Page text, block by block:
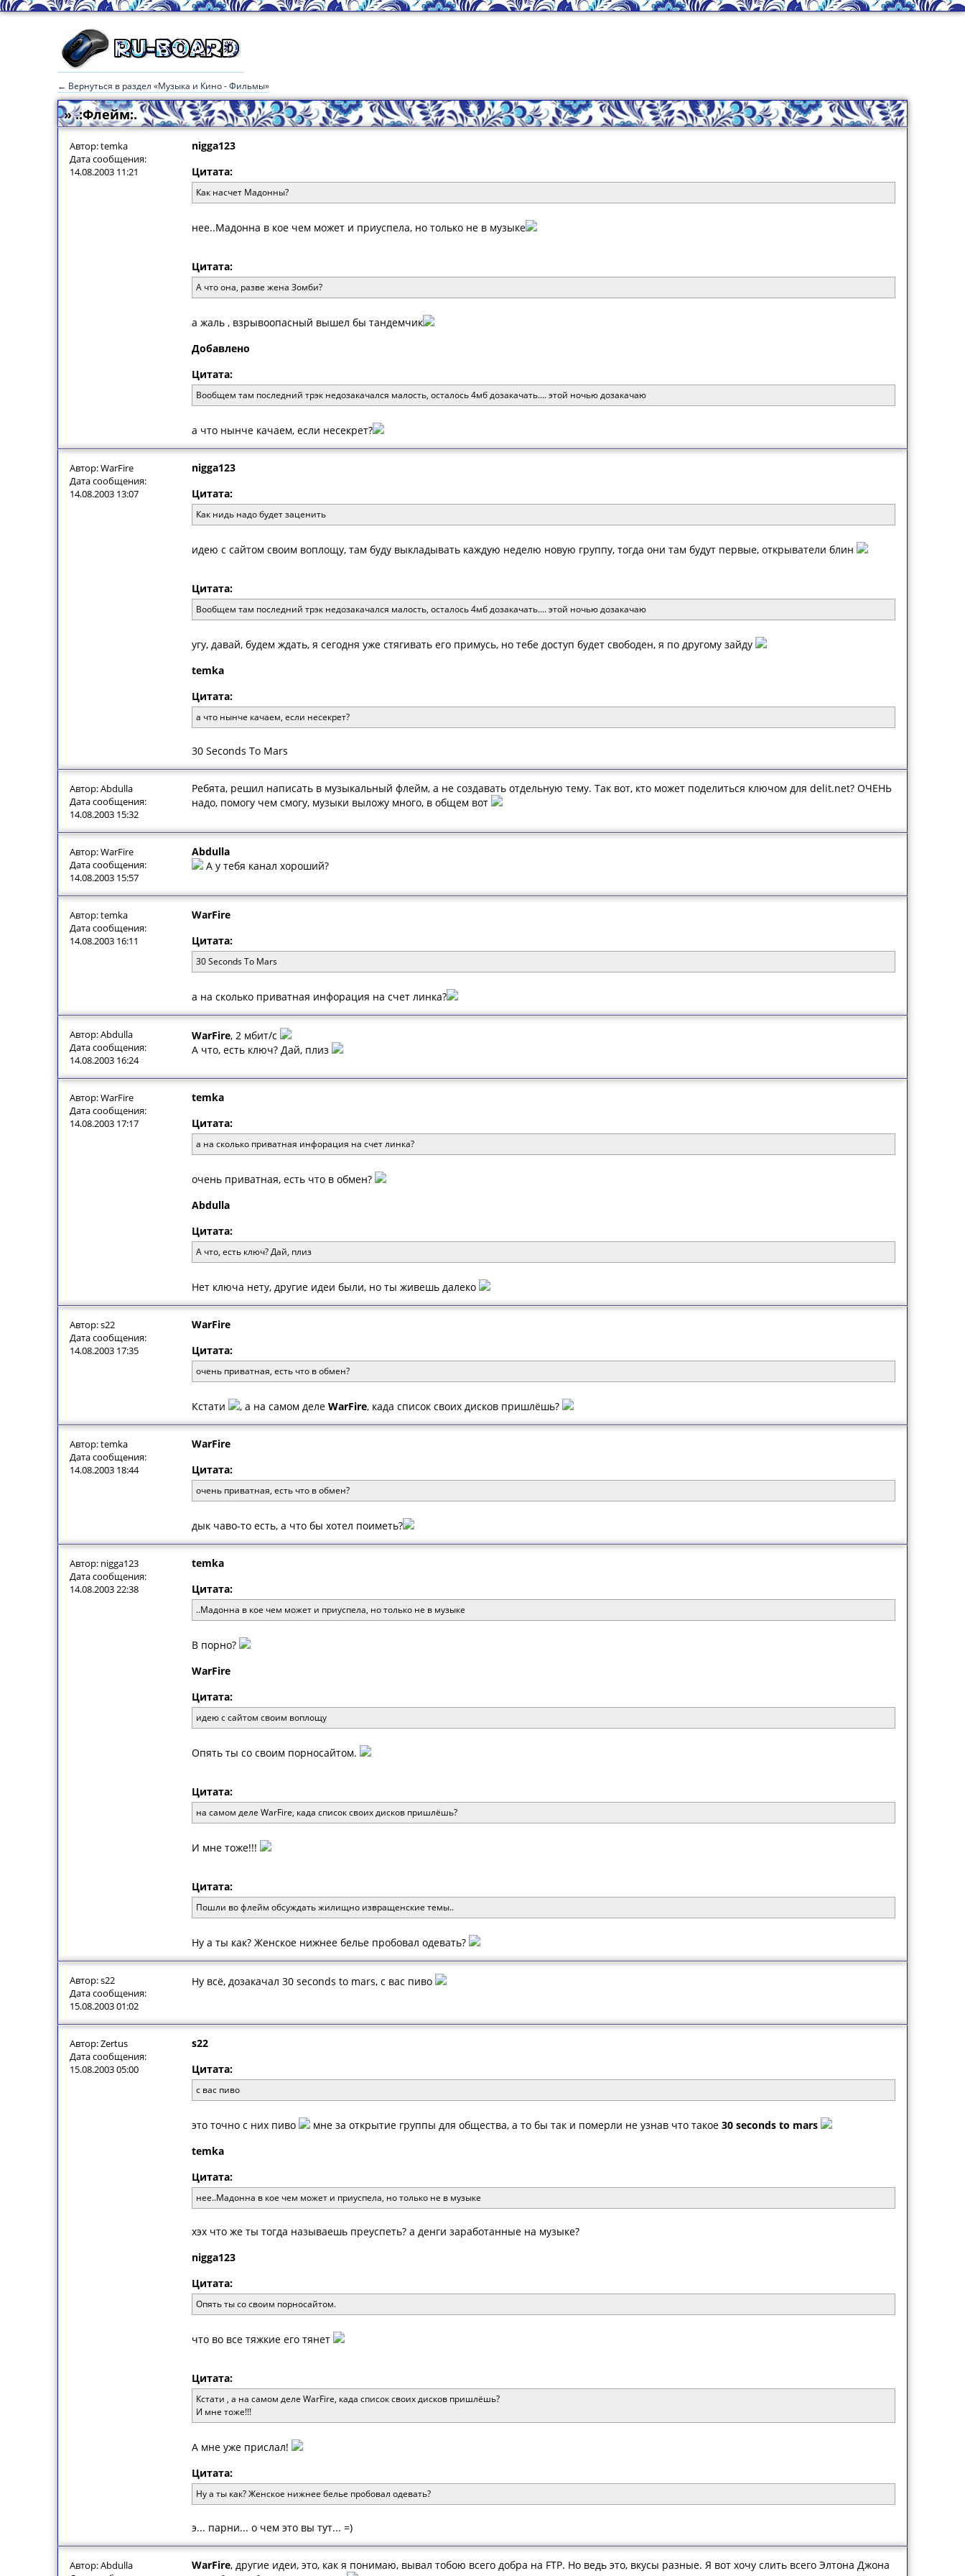
← Вернуться в раздел «Музыка и Кино - Фильмы»
» .:Флейм:.
Автор: temka
Дата сообщения:
14.08.2003 11:21
nigga123
Цитата:
Как насчет Мадонны?
нее..Мадонна в кое чем может и приуспела, но только не в музыке
Цитата:
А что она, разве жена Зомби?
а жаль , взрывоопасный вышел бы тандемчик
Добавлено
Цитата:
Вообщем там последний трэк недозакачался малость, осталось 4мб дозакачать.... этой ночью дозакачаю
а что нынче качаем, если несекрет?
Автор: WarFire
Дата сообщения:
14.08.2003 13:07
nigga123
Цитата:
Как нидь надо будет заценить
идею с сайтом своим воплощу, там буду выкладывать каждую неделю новую группу, тогда они там будут первые, открыватели блин
Цитата:
Вообщем там последний трэк недозакачался малость, осталось 4мб дозакачать.... этой ночью дозакачаю
угу, давай, будем ждать, я сегодня уже стягивать его примусь, но тебе доступ будет свободен, я по другому зайду
temka
Цитата:
а что нынче качаем, если несекрет?
30 Seconds To Mars
Автор: Abdulla
Дата сообщения:
14.08.2003 15:32
Ребята, решил написать в музыкальный флейм, а не создавать отдельную тему. Так вот, кто может поделиться ключом для delit.net? ОЧЕНЬ
надо, помогу чем смогу, музыки выложу много, в общем вот
Автор: WarFire
Дата сообщения:
14.08.2003 15:57
Abdulla
А у тебя канал хороший?
Автор: temka
Дата сообщения:
14.08.2003 16:11
WarFire
Цитата:
30 Seconds To Mars
а на сколько приватная инфорация на счет линка?
Автор: Abdulla
Дата сообщения:
14.08.2003 16:24
WarFire, 2 мбит/с
А что, есть ключ? Дай, плиз
Автор: WarFire
Дата сообщения:
14.08.2003 17:17
temka
Цитата:
а на сколько приватная инфорация на счет линка?
очень приватная, есть что в обмен?
Abdulla
Цитата:
А что, есть ключ? Дай, плиз
Нет ключа нету, другие идеи были, но ты живешь далеко
Автор: s22
Дата сообщения:
14.08.2003 17:35
WarFire
Цитата:
очень приватная, есть что в обмен?
Кстати , а на самом деле WarFire, када список своих дисков пришлёшь?
Автор: temka
Дата сообщения:
14.08.2003 18:44
WarFire
Цитата:
очень приватная, есть что в обмен?
дык чаво-то есть, а что бы хотел поиметь?
Автор: nigga123
Дата сообщения:
14.08.2003 22:38
temka
Цитата:
..Мадонна в кое чем может и приуспела, но только не в музыке
В порно?
WarFire
Цитата:
идею с сайтом своим воплощу
Опять ты со своим порносайтом.
Цитата:
на самом деле WarFire, када список своих дисков пришлёшь?
И мне тоже!!!
Цитата:
Пошли во флейм обсуждать жилищно извращенские темы..
Ну а ты как? Женское нижнее белье пробовал одевать?
Автор: s22
Дата сообщения:
15.08.2003 01:02
Ну всё, дозакачал 30 seconds to mars, с вас пиво
Автор: Zertus
Дата сообщения:
15.08.2003 05:00
s22
Цитата:
с вас пиво
это точно с них пиво мне за открытие группы для общества, а то бы так и померли не узнав что такое 30 seconds to mars
temka
Цитата:
нее..Мадонна в кое чем может и приуспела, но только не в музыке
хэх что же ты тогда называешь преуспеть? а денги заработанные на музыке?
nigga123
Цитата:
Опять ты со своим порносайтом.
что во все тяжкие его тянет
Цитата:
Кстати , а на самом деле WarFire, када список своих дисков пришлёшь?
И мне тоже!!!
А мне уже прислал!
Цитата:
Ну а ты как? Женское нижнее белье пробовал одевать?
э... парни... о чем это вы тут... =)
Автор: Abdulla
WarFire, другие идеи, это, как я понимаю, вывал тобою всего добра на FTP. Но ведь это, вкусы разные. Я вот хочу слить всего Элтона Джона